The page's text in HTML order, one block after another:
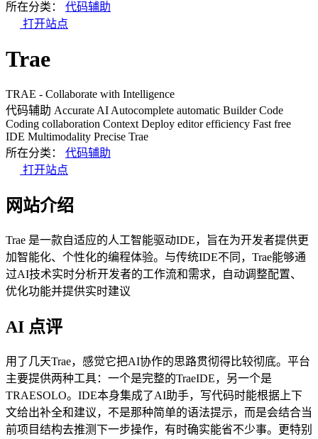
所在分类：
代码辅助
打开站点
Trae
TRAE - Collaborate with Intelligence
代码辅助 Accurate AI Autocomplete automatic Builder Code
Coding collaboration Context Deploy editor efficiency Fast free
IDE Multimodality Precise Trae
所在分类：
代码辅助
打开站点
网站介绍
Trae 是一款自适应的人工智能驱动IDE，旨在为开发者提供更
加智能化、个性化的编程体验。与传统IDE不同，Trae能够通
过AI技术实时分析开发者的工作流和需求，自动调整配置、
优化功能并提供实时建议
AI 点评
用了几天Trae，感觉它把AI协作的思路贯彻得比较彻底。平台
主要提供两种工具：一个是完整的TraeIDE，另一个是
TRAESOLO。IDE本身集成了AI助手，写代码时能根据上下
文给出补全和建议，不是那种简单的语法提示，而是会结合当
前项目结构去推测下一步操作，有时确实能省不少事。更特别